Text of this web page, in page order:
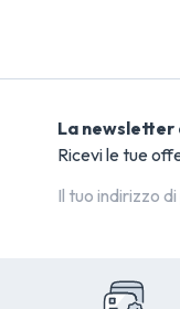
La newsletter
Ricevi le tue